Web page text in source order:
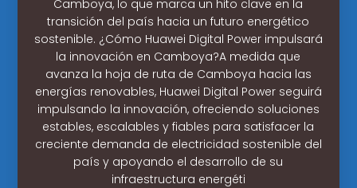
Camboya, lo que marca un hito clave en la
transición del país hacia un futuro energético
sostenible. ¿Cómo Huawei Digital Power impulsará
la innovación en Camboya?A medida que
avanza la hoja de ruta de Camboya hacia las
energías renovables, Huawei Digital Power seguirá
impulsando la innovación, ofreciendo soluciones
estables, escalables y fiables para satisfacer la
creciente demanda de electricidad sostenible del
país y apoyando el desarrollo de su
infraestructura energéti